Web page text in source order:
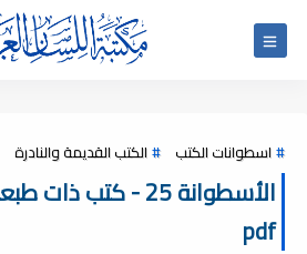
اسطوانات الكتب الكتب القديمة والنادرة
الأسطوانة 25 - كتب
pdf